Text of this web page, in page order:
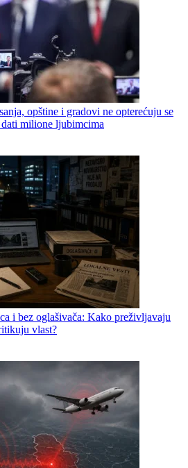
opštine i gradovi ne opterećuju se
milione ljubimcima
i bez oglašivača: Kako preživljavaju
vlast?